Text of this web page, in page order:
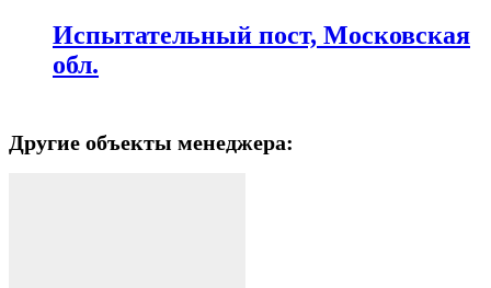
Испытательный пост, Московская
обл.
Другие объекты менеджера: